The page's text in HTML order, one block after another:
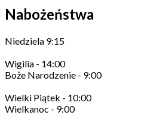
Nabożeństwa
Niedziela 9:15
Wigilia - 14:00
Boże Narodzenie - 9:00
Wielki Piątek - 10:00
Wielkanoc - 9:00